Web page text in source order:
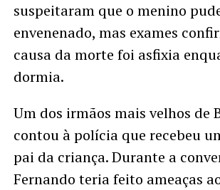
suspeitaram que o menino
envenenado, mas exames
causa da morte foi asfixia
dormia.
Um dos irmãos mais velhos de
contou à polícia que recebeu
pai da criança. Durante a
Fernando teria feito ameaças